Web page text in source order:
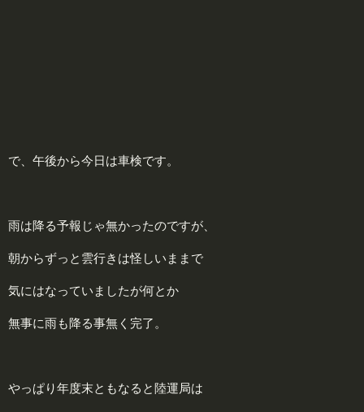
で、午後から今日は車検です。
雨は降る予報じゃ無かったのですが、
朝からずっと雲行きは怪しいままで
気にはなっていましたが何とか
無事に雨も降る事無く完了。
やっぱり年度末ともなると陸運局は